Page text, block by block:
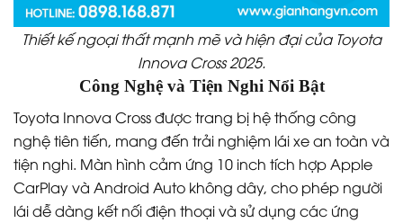
Thiết kế ngoại thất mạnh mẽ và hiện đại của Toyota
Innova Cross 2025.
Công Nghệ và Tiện Nghi Nổi Bật
Toyota Innova Cross được trang bị hệ thống công
nghệ tiên tiến, mang đến trải nghiệm lái xe an toàn và
tiện nghi. Màn hình cảm ứng 10 inch tích hợp Apple
CarPlay và Android Auto không dây, cho phép người
lái dễ dàng kết nối điện thoại và sử dụng các ứng